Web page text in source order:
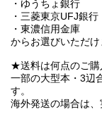
・ゆうちょ銀行
・三菱東京UFJ銀行
・東濃信用金庫
からお選びいただけ
★送料は何点のご購
一部の大型本・3辺
す。
海外発送の場合は、